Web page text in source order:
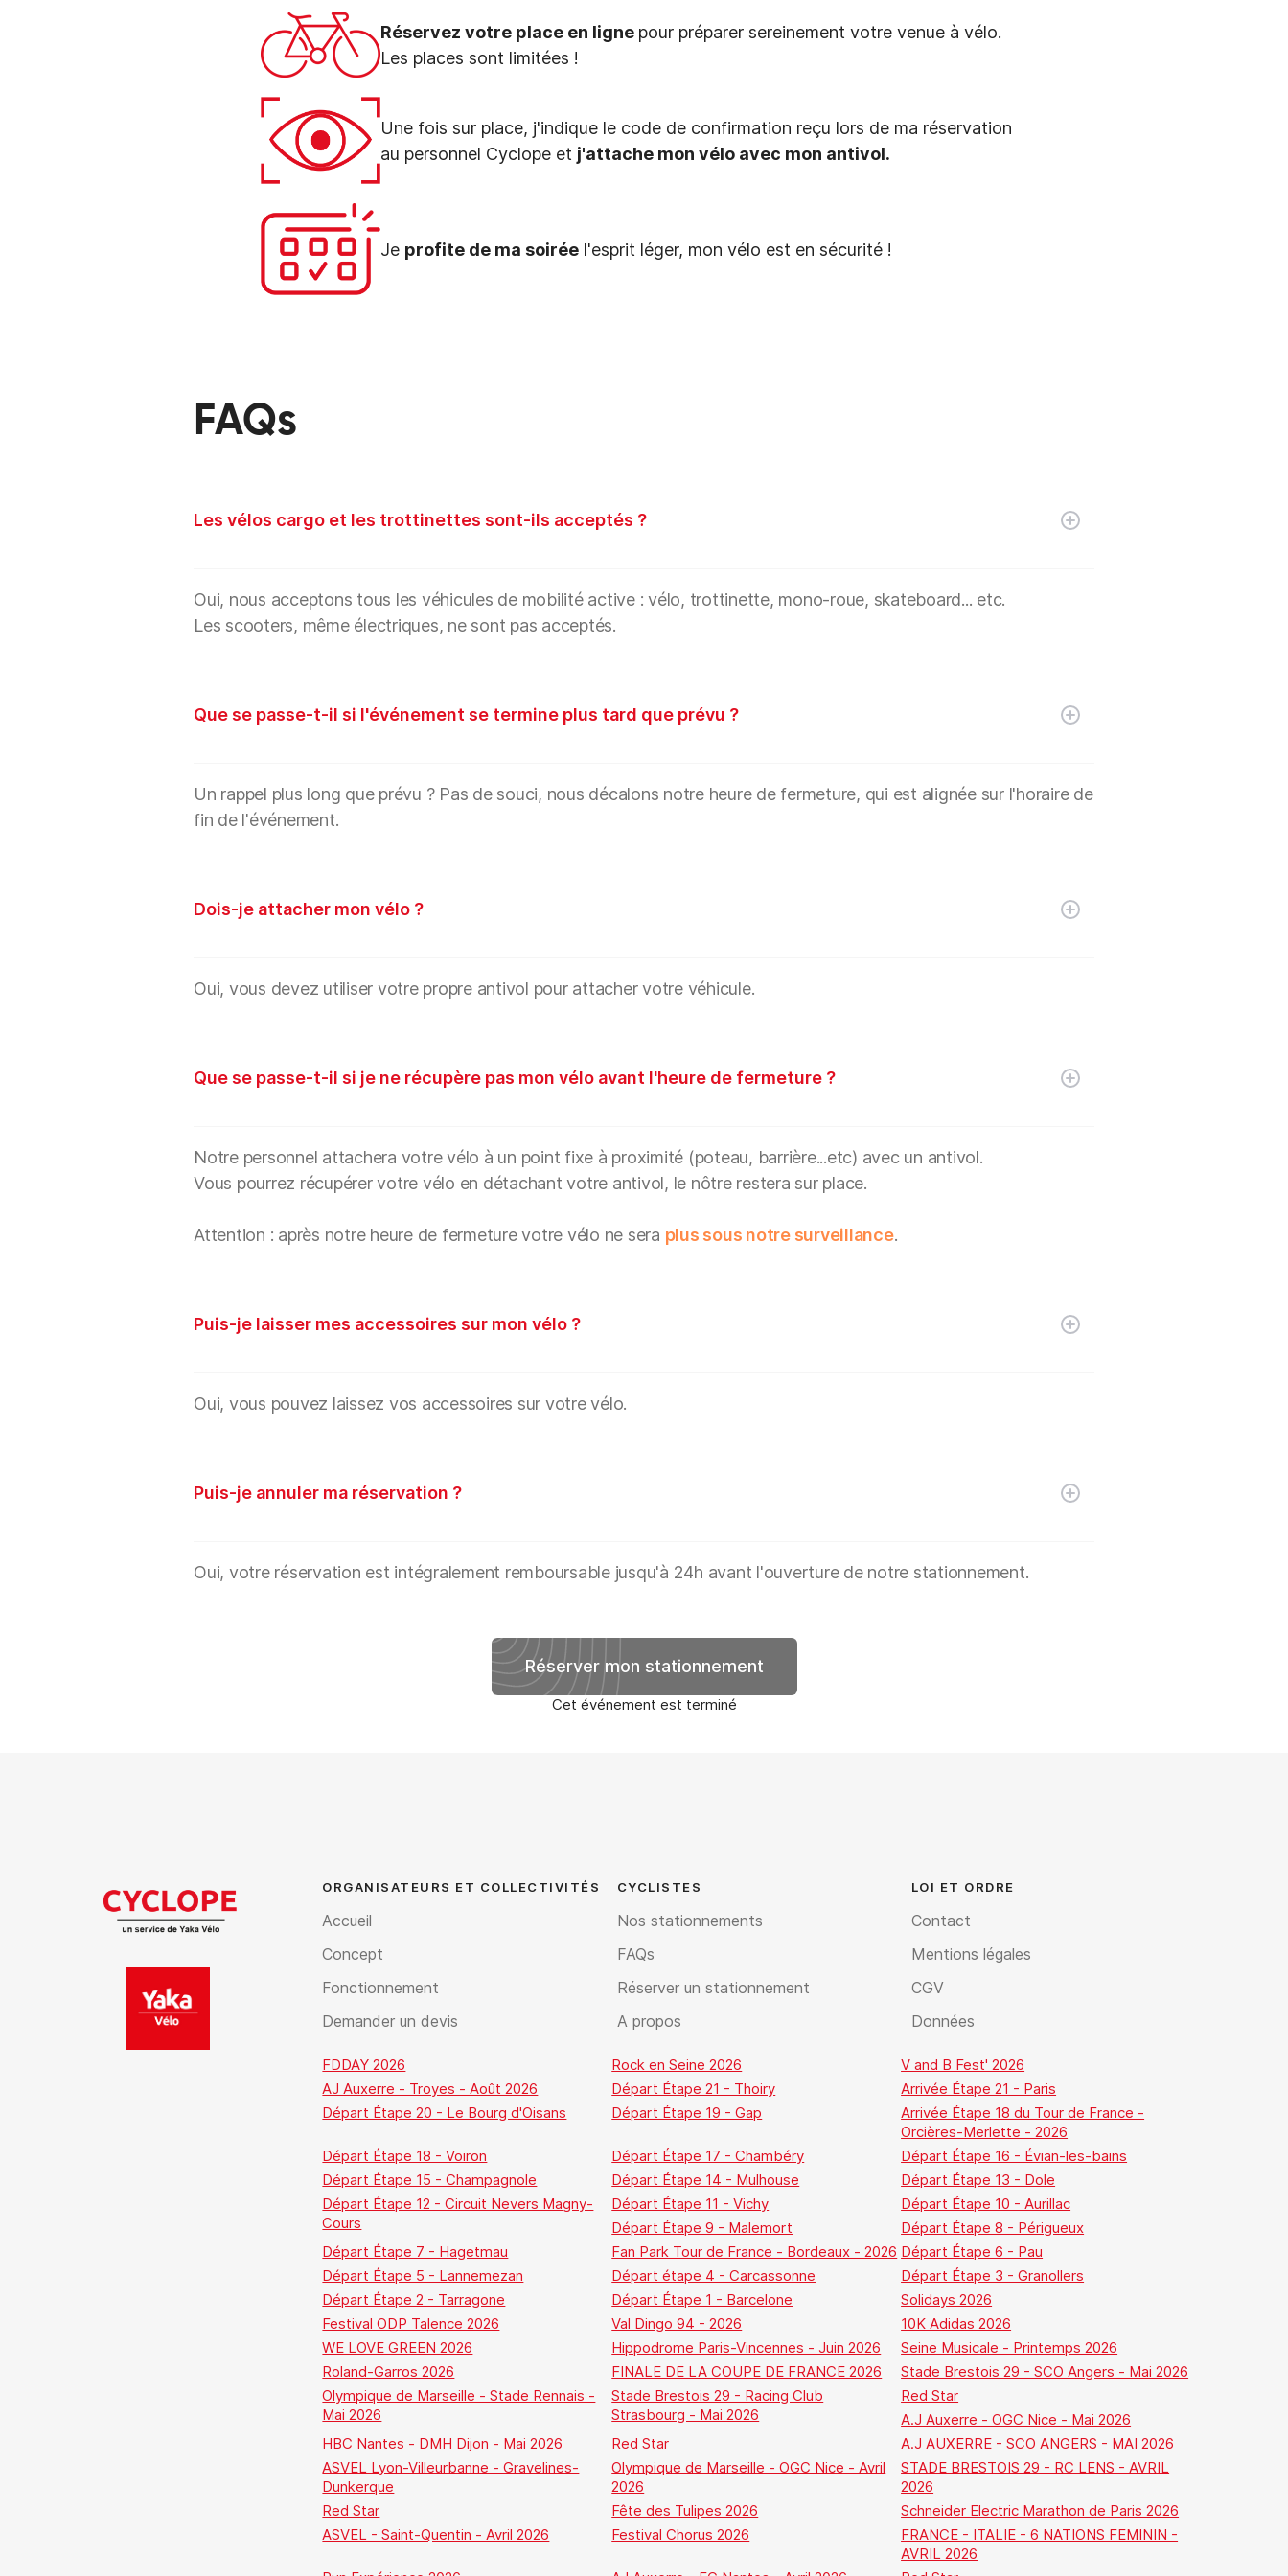
Réservez votre place en ligne pour préparer sereinement votre venue à vélo.
Les places sont limitées !
Une fois sur place, j'indique le code de confirmation reçu lors de ma réservation
au personnel Cyclope et j'attache mon vélo avec mon antivol.
Je profite de ma soirée l'esprit léger, mon vélo est en sécurité !
FAQs
Les vélos cargo et les trottinettes sont-ils acceptés ?
Oui, nous acceptons tous les véhicules de mobilité active : vélo, trottinette, mono-roue, skateboard... etc.
Les scooters, même électriques, ne sont pas acceptés.
Que se passe-t-il si l'événement se termine plus tard que prévu ?
Un rappel plus long que prévu ? Pas de souci, nous décalons notre heure de fermeture, qui est alignée sur l'horaire de
fin de l'événement.
Dois-je attacher mon vélo ?
Oui, vous devez utiliser votre propre antivol pour attacher votre véhicule.
Que se passe-t-il si je ne récupère pas mon vélo avant l'heure de fermeture ?
Notre personnel attachera votre vélo à un point fixe à proximité (poteau, barrière...etc) avec un antivol.
Vous pourrez récupérer votre vélo en détachant votre antivol, le nôtre restera sur place.
Attention : après notre heure de fermeture votre vélo ne sera plus sous notre surveillance.
Puis-je laisser mes accessoires sur mon vélo ?
Oui, vous pouvez laissez vos accessoires sur votre vélo.
Puis-je annuler ma réservation ?
Oui, votre réservation est intégralement remboursable jusqu'à 24h avant l'ouverture de notre stationnement.
Réserver mon stationnement
Cet événement est terminé
CYCLISTES
Nos stationnements
FAQs
Réserver un stationnement
A propos
LOI ET ORDRE
Contact
Mentions légales
CGV
Données
ORGANISATEURS ET COLLECTIVITÉS
Accueil
Concept
Fonctionnement
Demander un devis
FDDAY 2026 Rock en Seine 2026
V and B Fest' 2026
AJ Auxerre - Troyes - Août 2026
Départ Étape 21 - Thoiry
Arrivée Étape 21 - Paris
Départ Étape 20 - Le Bourg d'Oisans
Départ Étape 19 - Gap
Arrivée Étape 18 du Tour de France -
Orcières-Merlette - 2026
Départ Étape 18 - Voiron
Départ Étape 17 - Chambéry
Départ Étape 16 - Évian-les-bains
Départ Étape 15 - Champagnole
Départ Étape 14 - Mulhouse
Départ Étape 13 - Dole
Départ Étape 12 - Circuit Nevers Magny-
Cours
Départ Étape 11 - Vichy
Départ Étape 10 - Aurillac
Départ Étape 9 - Malemort
Départ Étape 8 - Périgueux
Départ Étape 7 - Hagetmau
Fan Park Tour de France - Bordeaux - 2026 Départ Étape 6 - Pau
Départ Étape 5 - Lannemezan
Départ étape 4 - Carcassonne
Départ Étape 3 - Granollers
Départ Étape 2 - Tarragone
Départ Étape 1 - Barcelone
Solidays 2026
Festival ODP Talence 2026
Val Dingo 94 - 2026
10K Adidas 2026
WE LOVE GREEN 2026
Hippodrome Paris-Vincennes - Juin 2026
Seine Musicale - Printemps 2026
Roland-Garros 2026
FINALE DE LA COUPE DE FRANCE 2026
Stade Brestois 29 - SCO Angers - Mai 2026
Olympique de Marseille - Stade Rennais -
Mai 2026
Stade Brestois 29 - Racing Club
Strasbourg - Mai 2026
Red Star
A.J Auxerre - OGC Nice - Mai 2026
HBC Nantes - DMH Dijon - Mai 2026
Red Star
A.J AUXERRE - SCO ANGERS - MAI 2026
ASVEL Lyon-Villeurbanne - Gravelines-
Dunkerque
Olympique de Marseille - OGC Nice - Avril
2026
STADE BRESTOIS 29 - RC LENS - AVRIL
2026
Red Star
Fête des Tulipes 2026
Schneider Electric Marathon de Paris 2026
ASVEL - Saint-Quentin - Avril 2026
Festival Chorus 2026
FRANCE - ITALIE - 6 NATIONS FEMININ -
AVRIL 2026